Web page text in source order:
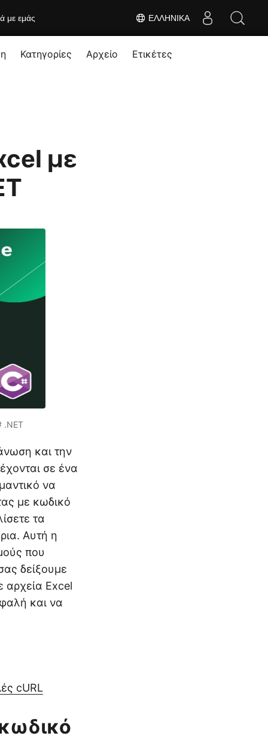
ΕΛΛΗΝΙΚΆ
με εμάς
Κατηγορίες Αρχείο Ετικέτες
με
.NET
και την
σε ένα
να
με κωδικό
τα
Αυτή η
που
δείξουμε
αρχεία Excel
και να
cURL